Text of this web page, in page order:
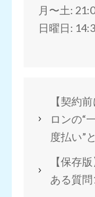
月〜土:
日曜日:
【契約
ロンの“
度払い”
【保存
ある質問